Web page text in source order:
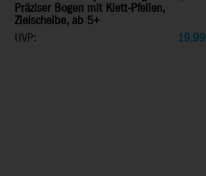
Präziser Bogen mit Klett-Pfeilen,
Zielscheibe, ab 5+
UVP:
19,99